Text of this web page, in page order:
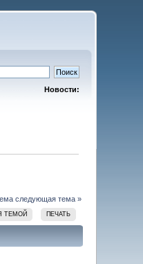
Новости:
следующая тема »
ТЕМОЙ ПЕЧАТЬ